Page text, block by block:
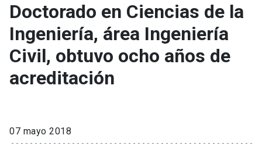
Facultades, escuelas e
institutos
Investigación
Doctorado en Ciencias de la
Ingeniería, área Ingeniería
Civil, obtuvo ocho años de
acreditación
07 mayo 2018